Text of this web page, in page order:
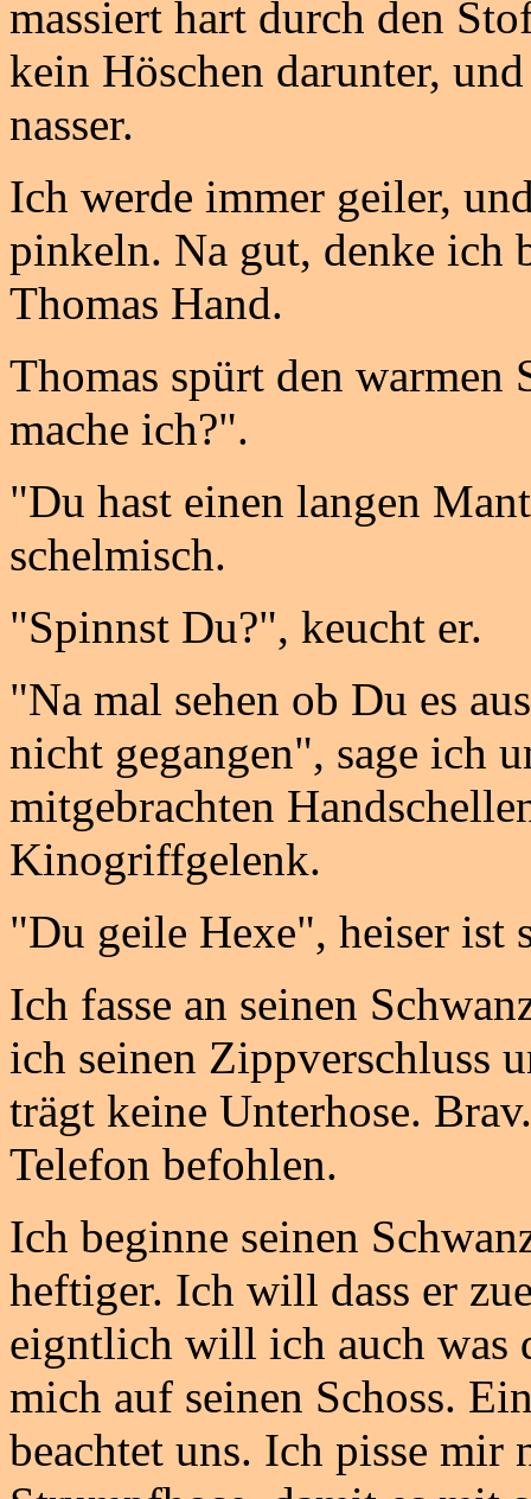
massiert hart durch den
kein Höschen darunter,
nasser.
Ich werde immer geiler,
pinkeln. Na gut, denke ich
Thomas Hand.
Thomas spürt den
mache ich?".
"Du hast einen langen
schelmisch.
"Spinnst Du?", keucht er.
"Na mal sehen ob Du es
nicht gegangen", sage ich
mitgebrachten
Kinogriffgelenk.
"Du geile Hexe", heiser ist
Ich fasse an seinen
ich seinen Zippverschluss
trägt keine Unterhose.
Telefon befohlen.
Ich beginne seinen
heftiger. Ich will dass er
eigntlich will ich auch was
mich auf seinen Schoss.
beachtet uns. Ich pisse mir